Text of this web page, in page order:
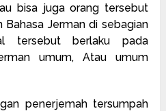
bisa juga orang tersebut
Bahasa Jerman di sebagian
tersebut berlaku pada
umum, Atau umum
penerjemah tersumpah